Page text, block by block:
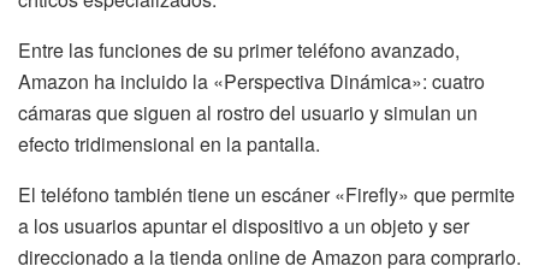
Entre las funciones de su primer teléfono avanzado,
Amazon ha incluido la «Perspectiva Dinámica»: cuatro
cámaras que siguen al rostro del usuario y simulan un
efecto tridimensional en la pantalla.
El teléfono también tiene un escáner «Firefly» que permite
a los usuarios apuntar el dispositivo a un objeto y ser
direccionado a la tienda online de Amazon para comprarlo.